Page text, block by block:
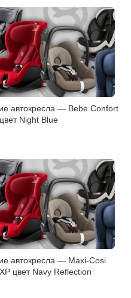
автокресла — Bebe Confort
Night Blue
автокресла — Maxi-Cosi
цвет Navy Reflection